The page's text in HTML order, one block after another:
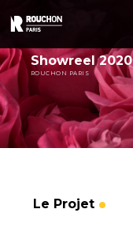
au
contenu
Showreel 2020
ROUCHON PARIS
Le Projet